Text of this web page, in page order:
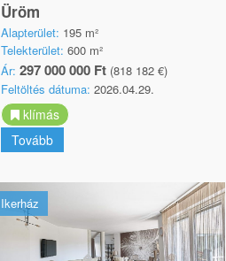
Üröm
Alapterület: 195 m²
Telekterület: 600 m²
Ár: 297 000 000 Ft (818 182 €)
Feltöltés dátuma: 2026.04.29.
klímás
Tovább
Ikerház